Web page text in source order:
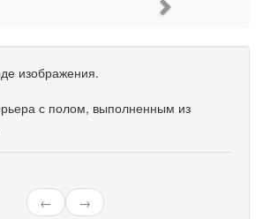
изображения.
с полом, выполненным из
← →